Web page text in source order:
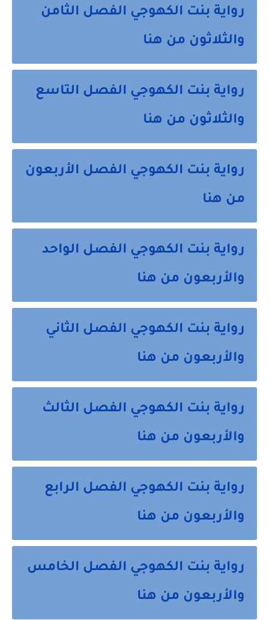
رواية بنت الكهوجي الفصل الثامن
والثلاثون من هنا
رواية بنت الكهوجي الفصل التاسع
والثلاثون من هنا
رواية بنت الكهوجي الفصل الأربعون
من هنا
رواية بنت الكهوجي الفصل الواحد
والأربعون من هنا
رواية بنت الكهوجي الفصل الثاني
والأربعون من هنا
رواية بنت الكهوجي الفصل الثالث
والأربعون من هنا
رواية بنت الكهوجي الفصل الرابع
والأربعون من هنا
رواية بنت الكهوجي الفصل الخامس
والأربعون من هنا